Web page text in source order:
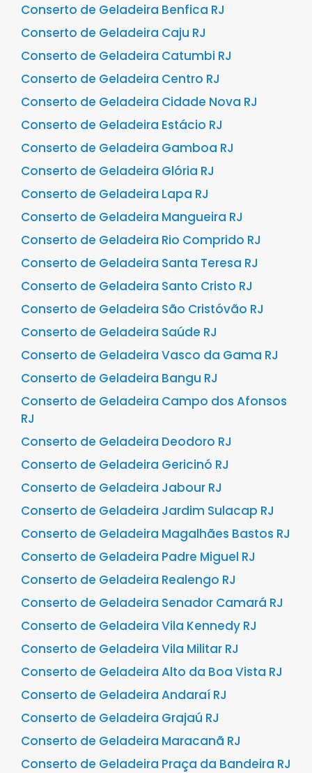
Conserto de Geladeira Benfica RJ
Conserto de Geladeira Caju RJ
Conserto de Geladeira Catumbi RJ
Conserto de Geladeira Centro RJ
Conserto de Geladeira Cidade Nova RJ
Conserto de Geladeira Estácio RJ
Conserto de Geladeira Gamboa RJ
Conserto de Geladeira Glória RJ
Conserto de Geladeira Lapa RJ
Conserto de Geladeira Mangueira RJ
Conserto de Geladeira Rio Comprido RJ
Conserto de Geladeira Santa Teresa RJ
Conserto de Geladeira Santo Cristo RJ
Conserto de Geladeira São Cristóvão RJ
Conserto de Geladeira Saúde RJ
Conserto de Geladeira Vasco da Gama RJ
Conserto de Geladeira Bangu RJ
Conserto de Geladeira Campo dos Afonsos
RJ
Conserto de Geladeira Deodoro RJ
Conserto de Geladeira Gericinó RJ
Conserto de Geladeira Jabour RJ
Conserto de Geladeira Jardim Sulacap RJ
Conserto de Geladeira Magalhães Bastos RJ
Conserto de Geladeira Padre Miguel RJ
Conserto de Geladeira Realengo RJ
Conserto de Geladeira Senador Camará RJ
Conserto de Geladeira Vila Kennedy RJ
Conserto de Geladeira Vila Militar RJ
Conserto de Geladeira Alto da Boa Vista RJ
Conserto de Geladeira Andaraí RJ
Conserto de Geladeira Grajaú RJ
Conserto de Geladeira Maracanã RJ
Conserto de Geladeira Praça da Bandeira RJ